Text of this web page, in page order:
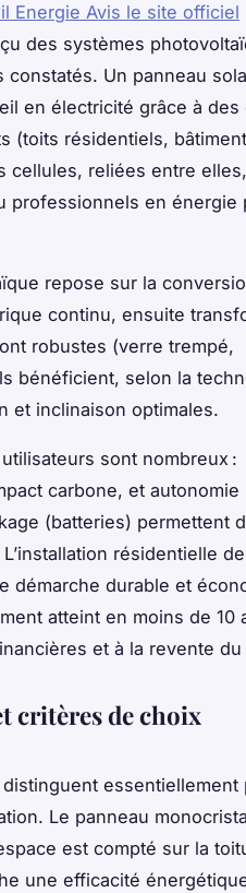
Energie Avis le site officiel
des systèmes
Un panneau
en électricité grâce à des
(toits résidentiels,
cellules, reliées entre elles,
professionnels en énergie
repose sur la
continu, ensuite
robustes (verre trempé,
bénéficient, selon la
et inclinaison optimales.
sont nombreux :
carbone, et autonomie
(batteries) permettent
résidentielle de
démarche durable et
atteint en moins de 10
et à la revente
critères de choix
distinguent essentiellement
Le panneau
est compté sur la
une efficacité